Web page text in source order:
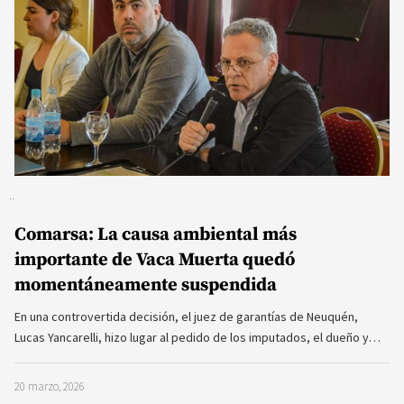
Comarsa: La causa ambiental más
importante de Vaca Muerta quedó
momentáneamente suspendida
En una controvertida decisión, el juez de garantías de Neuquén,
Lucas Yancarelli, hizo lugar al pedido de los imputados, el dueño y…
20 marzo, 2026